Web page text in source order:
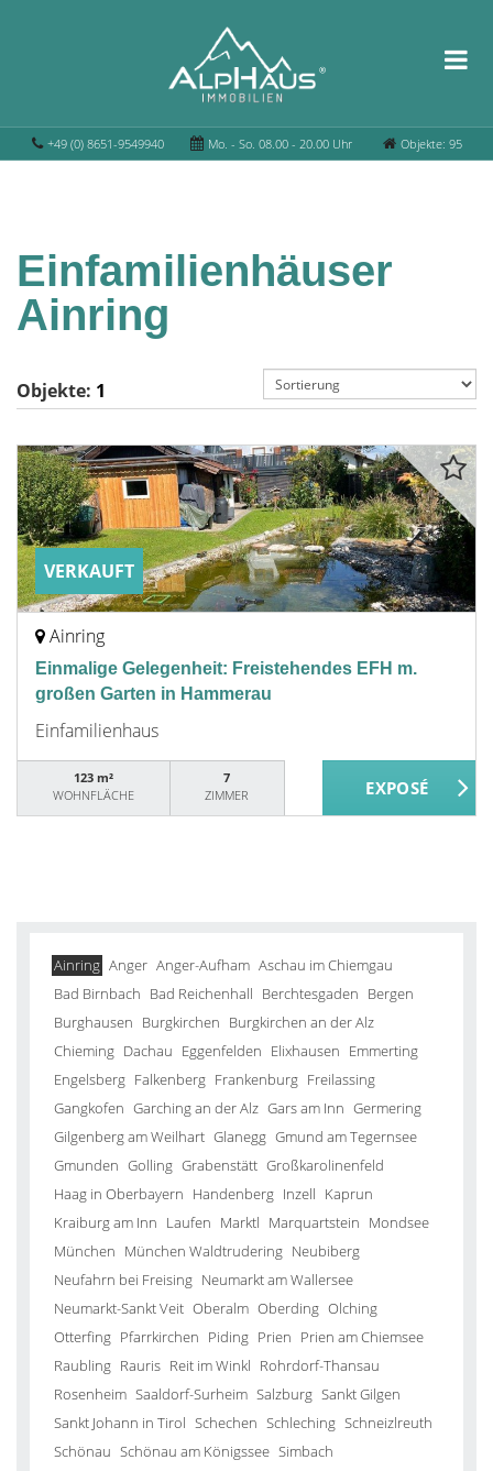
+49 (0) 8651-9549940 Mo. - So. 08.00 - 20.00 Uhr Objekte: 95
Einfamilienhäuser
Ainring
Objekte: 1
VERKAUFT
Ainring
Einmalige Gelegenheit: Freistehendes EFH m.
großen Garten in Hammerau
Einfamilienhaus
123 m²
WOHNFLÄCHE
7
ZIMMER
Ainring Anger Anger-Aufham Aschau im Chiemgau
Bad Birnbach Bad Reichenhall Berchtesgaden Bergen
Burghausen Burgkirchen Burgkirchen an der Alz
Chieming Dachau Eggenfelden Elixhausen Emmerting
Engelsberg Falkenberg Frankenburg Freilassing
Gangkofen Garching an der Alz Gars am Inn Germering
Gilgenberg am Weilhart Glanegg Gmund am Tegernsee
Gmunden Golling Grabenstätt Großkarolinenfeld
Haag in Oberbayern Handenberg Inzell Kaprun
Kraiburg am Inn Laufen Marktl Marquartstein Mondsee
München München Waldtrudering Neubiberg
Neufahrn bei Freising Neumarkt am Wallersee
Neumarkt-Sankt Veit Oberalm Oberding Olching
Otterfing Pfarrkirchen Piding Prien Prien am Chiemsee
Raubling Rauris Reit im Winkl Rohrdorf-Thansau
Rosenheim Saaldorf-Surheim Salzburg Sankt Gilgen
Sankt Johann in Tirol Schechen Schleching Schneizlreuth
Schönau Schönau am Königssee Simbach